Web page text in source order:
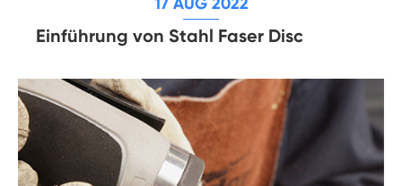
17 AUG 2022
Einführung von Stahl Faser Disc